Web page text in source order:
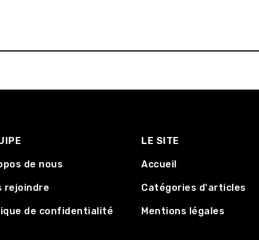
de nous
rejoindre
de confidentialité
LE SITE
Accueil
Catégories d'articles
Mentions légales